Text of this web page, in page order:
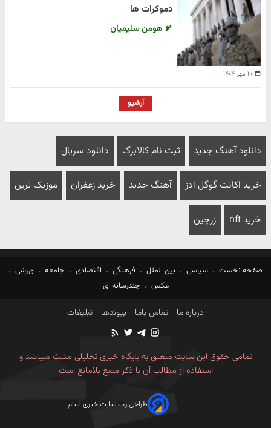
۲۰ مهر ۱۴۰۴
دموکرات ها
هومن سلیمیان
آرشیو
دانلود آهنگ جدید ثبت نام کالابرگ دانلود سریال
خرید اکانت گوگل ادز آهنگ جدید خرید زعفران موزیک ترین
خرید nft زرچین
صفحه نخست سیاسی بین الملل فرهنگی اقتصادی جامعه
ورزشی
عکس
چندرسانه ای
درباره ما تماس باما پیوندها تبلیغات
تمامی حقوق این سایت متعلق به پایگاه خبری تحلیلی مثلث میباشد و
استفاده از مطالب آن با ذکر منبع بلامانع است
طراحی وب سایت خبری آسام